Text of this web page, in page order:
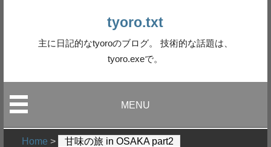
tyoro.txt
主に日記的なtyoroのブログ。 技術的な話題は、
tyoro.exeで。
MENU
Home > 甘味の旅 in OSAKA part2